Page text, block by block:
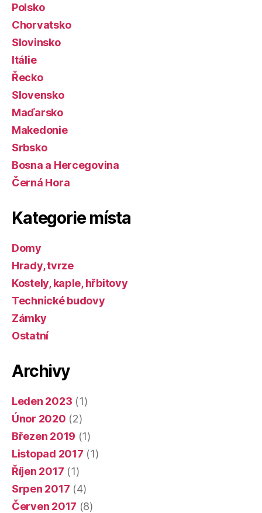
Polsko
Chorvatsko
Slovinsko
Itálie
Řecko
Slovensko
Maďarsko
Makedonie
Srbsko
Bosna a Hercegovina
Černá Hora
Kategorie místa
Domy
Hrady, tvrze
Kostely, kaple, hřbitovy
Technické budovy
Zámky
Ostatní
Archivy
Leden 2023 (1)
Únor 2020 (2)
Březen 2019 (1)
Listopad 2017 (1)
Říjen 2017 (1)
Srpen 2017 (4)
Červen 2017 (8)